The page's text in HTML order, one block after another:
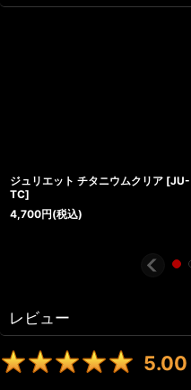
ジュリエット チタニウムクリア [JU-
TC]
4,700円(税込)
レビュー
5.00